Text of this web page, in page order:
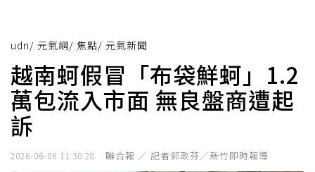
udn/ 元氣網/ 焦點/ 元氣新聞
越南蚵假冒「布袋鮮蚵」1.2
萬包流入市面 無良盤商遭起
訴
2026-06-06 11:30:28 聯合報 ／ 記者郭政芬／新竹即時報導